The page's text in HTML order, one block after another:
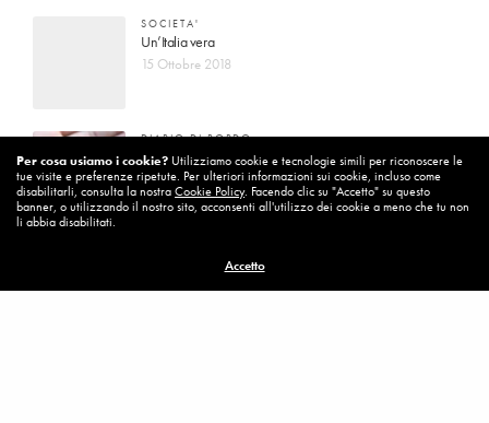
SOCIETA'
Un’Italia vera
15 Ottobre 2018
DIARIO DI BORDO
La vita vince sempre
8 Ottobre 2018
Per cambiare ci vuole coraggio
8 Ottobre 2018
Per cosa usiamo i cookie? Utilizziamo cookie e tecnologie simili per riconoscere le
tue visite e preferenze ripetute. Per ulteriori informazioni sui cookie, incluso come
disabilitarli, consulta la nostraCookie Policy. Facendo clic su "Accetto" su questo
banner, o utilizzando il nostro sito, acconsenti all'utilizzo dei cookie a meno che tu non
li abbia disabilitati.
Accetto